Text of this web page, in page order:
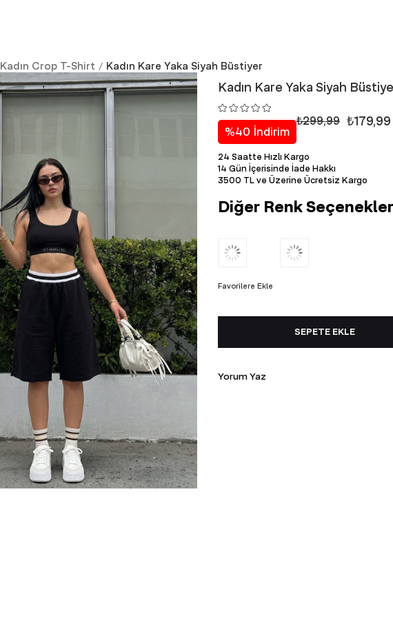
Kadın Crop T-Shirt Kadın Kare Yaka Siyah Büstiyer
Kadın Kare Yaka Siyah
%40 İndirim
₺299,99 ₺179,99
24 Saatte Hızlı Kargo
14 Gün İçerisinde İade Hakkı
3500 TL ve Üzerine Ücretsiz Kargo
Diğer Renk
Favorilere Ekle
Yorum Yaz